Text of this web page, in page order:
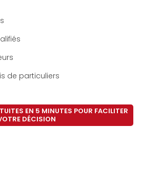
de particuliers
EN 5 MINUTES POUR FACILITER
DÉCISION